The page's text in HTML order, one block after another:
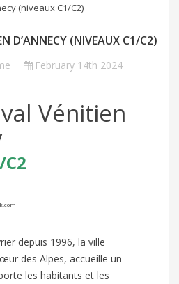
D’ANNECY (NIVEAUX C1/C2)
February 14th 2024
Vénitien
depuis 1996, la ville
des Alpes, accueille un
les habitants et les